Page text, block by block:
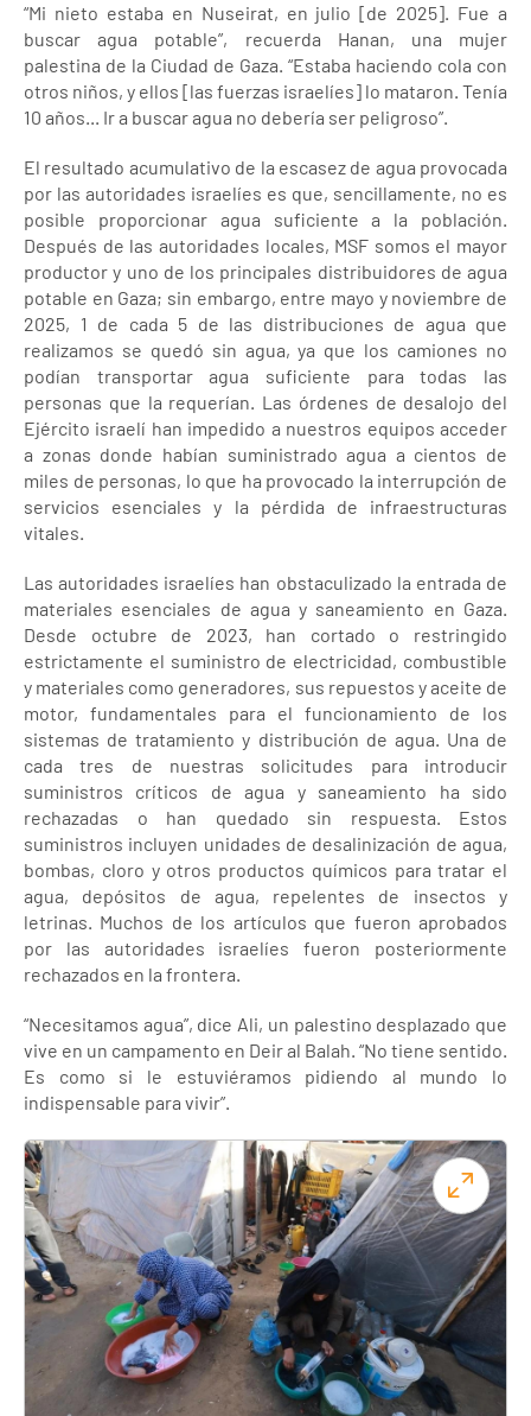
“Mi nieto estaba en Nuseirat, en julio [de 2025]. Fue a
buscar agua potable”, recuerda Hanan, una mujer
palestina de la Ciudad de Gaza. “Estaba haciendo cola con
otros niños, y ellos [las fuerzas israelíes] lo mataron. Tenía
10 años... Ir a buscar agua no debería ser peligroso”.
El resultado acumulativo de la escasez de agua provocada
por las autoridades israelíes es que, sencillamente, no es
posible proporcionar agua suficiente a la población.
Después de las autoridades locales, MSF somos el mayor
productor y uno de los principales distribuidores de agua
potable en Gaza; sin embargo, entre mayo y noviembre de
2025, 1 de cada 5 de las distribuciones de agua que
realizamos se quedó sin agua, ya que los camiones no
podían transportar agua suficiente para todas las
personas que la requerían. Las órdenes de desalojo del
Ejército israelí han impedido a nuestros equipos acceder
a zonas donde habían suministrado agua a cientos de
miles de personas, lo que ha provocado la interrupción de
servicios esenciales y la pérdida de infraestructuras
vitales.
Las autoridades israelíes han obstaculizado la entrada de
materiales esenciales de agua y saneamiento en Gaza.
Desde octubre de 2023, han cortado o restringido
estrictamente el suministro de electricidad, combustible
y materiales como generadores, sus repuestos y aceite de
motor, fundamentales para el funcionamiento de los
sistemas de tratamiento y distribución de agua. Una de
cada tres de nuestras solicitudes para introducir
suministros críticos de agua y saneamiento ha sido
rechazadas o han quedado sin respuesta. Estos
suministros incluyen unidades de desalinización de agua,
bombas, cloro y otros productos químicos para tratar el
agua, depósitos de agua, repelentes de insectos y
letrinas. Muchos de los artículos que fueron aprobados
por las autoridades israelíes fueron posteriormente
rechazados en la frontera.
“Necesitamos agua”, dice Ali, un palestino desplazado que
vive en un campamento en Deir al Balah. “No tiene sentido.
Es como si le estuviéramos pidiendo al mundo lo
indispensable para vivir”.